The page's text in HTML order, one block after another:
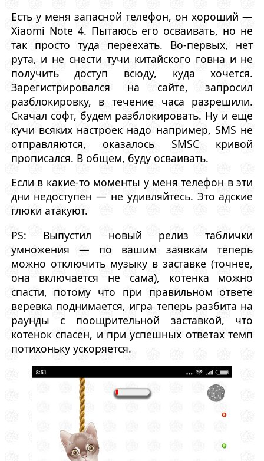
Есть у меня запасной телефон, он хороший —
Xiaomi Note 4. Пытаюсь его осваивать, но не
так просто туда переехать. Во-первых, нет
рута, и не снести тучи китайского говна и не
получить доступ всюду, куда хочется.
Зарегистрировался на сайте, запросил
разблокировку, в течение часа разрешили.
Скачал софт, будем разблокировать. Ну и еще
кучи всяких настроек надо например, SMS не
отправляются, оказалось SMSC кривой
прописался. В общем, буду осваивать.
Если в какие-то моменты у меня телефон в эти
дни недоступен — не удивляйтесь. Это адские
глюки атакуют.
PS: Выпустил новый релиз таблички
умножения — по вашим заявкам теперь
можно отключить музыку в заставке (точнее,
она включается не сама), котенка можно
спасти, потому что при правильном ответе
веревка поднимается, игра теперь разбита на
раунды с поощрительной заставкой, что
котенок спасен, и при успешных ответах темп
потихоньку ускоряется.